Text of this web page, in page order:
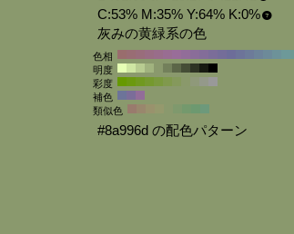
C:53% M:35% Y:64% K:0%
灰みの黄緑系の色
色相
明度
彩度
補色
類似色
#8a996d の配色パターン